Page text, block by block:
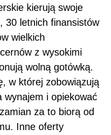
kierują swoje
30 letnich finansistów
wielkich
z wysokimi
wolną gotówką.
w której zobowiązują
wynajem i opiekować
za to biorą od
Inne oferty